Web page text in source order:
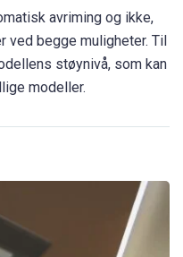
avriming og ikke,
begge muligheter. Til
støynivå, som kan
modeller.